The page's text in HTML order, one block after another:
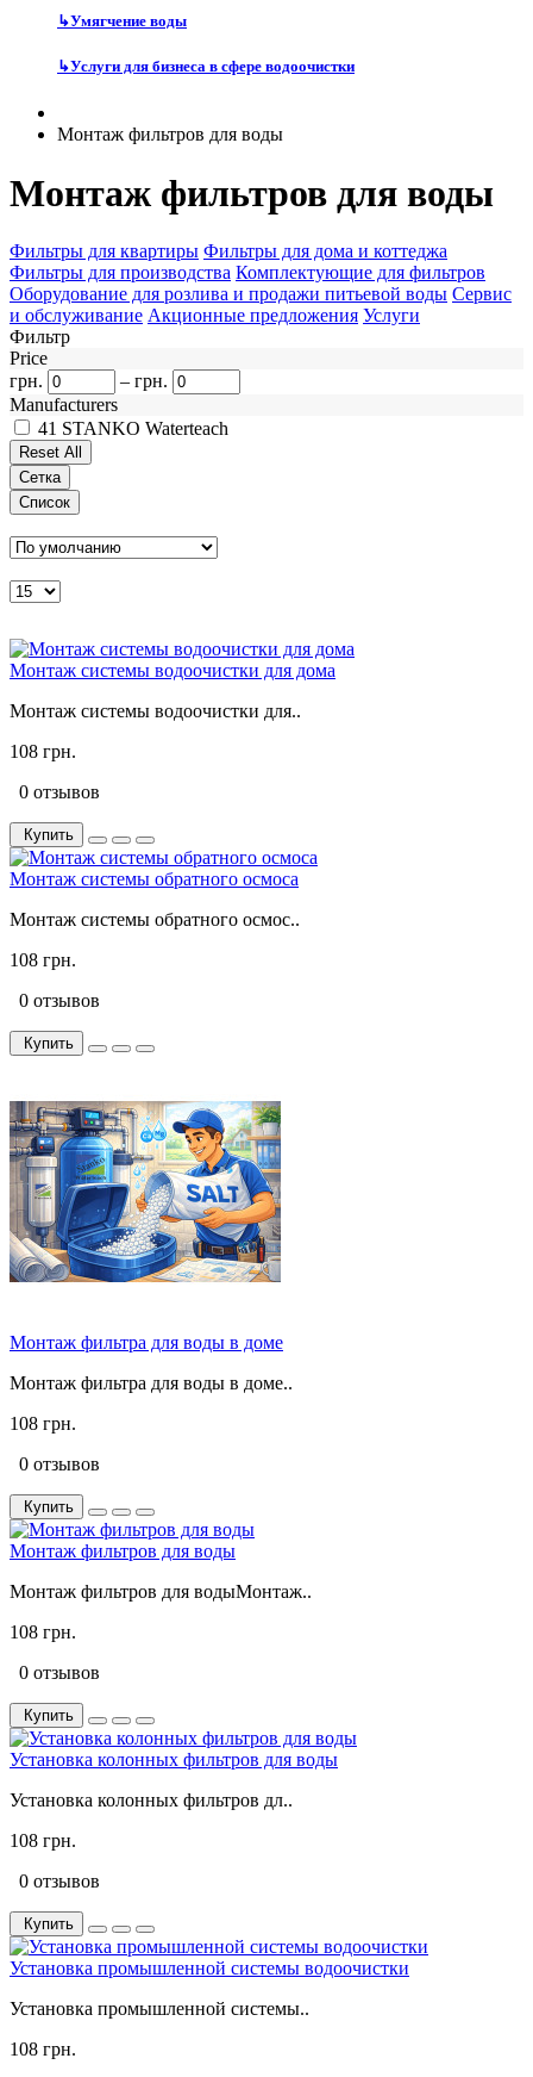
↳Умягчение воды
↳Услуги для бизнеса в сфере водоочистки
Монтаж фильтров для воды
Монтаж фильтров для воды
Фильтры для квартиры Фильтры для дома и коттеджа
Фильтры для производства Комплектующие для фильтров
Оборудование для розлива и продажи питьевой воды Сервис
и обслуживание Акционные предложения Услуги
Фильтр
Price
грн.
– грн.
Manufacturers
41 STANKO Waterteach
Сетка
Список
Монтаж системы водоочистки для дома
Монтаж системы водоочистки для..
108 грн.
0 отзывов
Купить
Монтаж системы обратного осмоса
Монтаж системы обратного осмос..
108 грн.
0 отзывов
Купить
Монтаж фильтра для воды в доме
Монтаж фильтра для воды в доме..
108 грн.
0 отзывов
Купить
Монтаж фильтров для воды
Монтаж фильтров для водыМонтаж..
108 грн.
0 отзывов
Купить
Установка колонных фильтров для воды
Установка колонных фильтров дл..
108 грн.
0 отзывов
Купить
Установка промышленной системы водоочистки
Установка промышленной системы..
108 грн.